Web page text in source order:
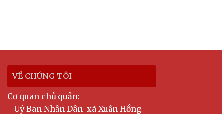
VỀ CHÚNG TÔI
Cơ quan chủ quản:
- Uỷ Ban Nhân Dân xã Xuân Hồng.